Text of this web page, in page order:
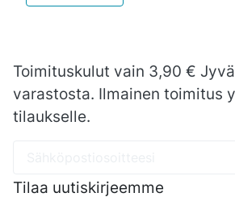
Toimituskulut vain 3,90 €
varastosta. Ilmainen toimitus
tilaukselle.
Tilaa uutiskirjeemme